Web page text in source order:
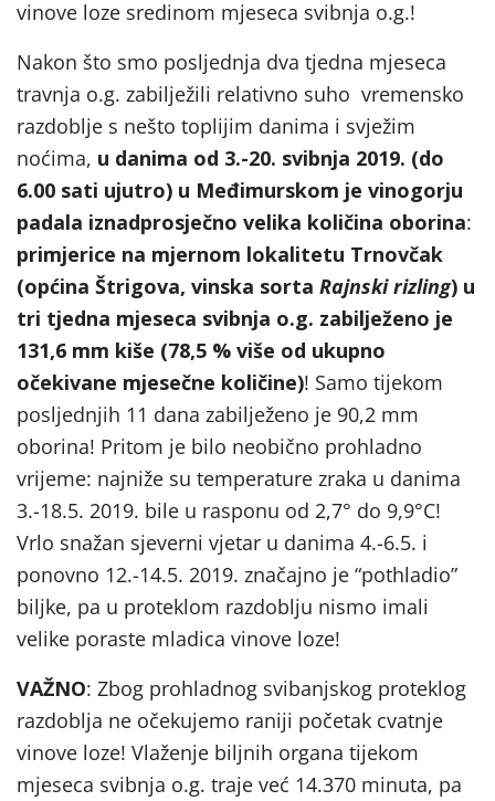
vinove loze sredinom mjeseca svibnja o.g.!
Nakon što smo posljednja dva tjedna mjeseca
travnja o.g. zabilježili relativno suho vremensko
razdoblje s nešto toplijim danima i svježim
noćima, u danima od 3.-20. svibnja 2019. (do
6.00 sati ujutro) u Međimurskom je vinogorju
padala iznadprosječno velika količina oborina:
primjerice na mjernom lokalitetu Trnovčak
(općina Štrigova, vinska sorta Rajnski rizling) u
tri tjedna mjeseca svibnja o.g. zabilježeno je
131,6 mm kiše (78,5 % više od ukupno
očekivane mjesečne količine)! Samo tijekom
posljednjih 11 dana zabilježeno je 90,2 mm
oborina! Pritom je bilo neobično prohladno
vrijeme: najniže su temperature zraka u danima
3.-18.5. 2019. bile u rasponu od 2,7° do 9,9°C!
Vrlo snažan sjeverni vjetar u danima 4.-6.5. i
ponovno 12.-14.5. 2019. značajno je “pothladio”
biljke, pa u proteklom razdoblju nismo imali
velike poraste mladica vinove loze!
VAŽNO: Zbog prohladnog svibanjskog proteklog
razdoblja ne očekujemo raniji početak cvatnje
vinove loze! Vlaženje biljnih organa tijekom
mjeseca svibnja o.g. traje već 14.370 minuta, pa